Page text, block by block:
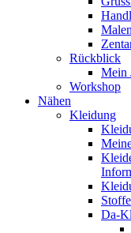
Malen
Rückblick
Mein
Workshop
Nähen
Kleidung
Da-